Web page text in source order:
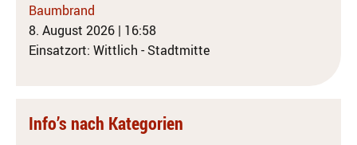
Baumbrand
8. August 2026 | 16:58
Einsatzort: Wittlich - Stadtmitte
Info’s nach Kategorien